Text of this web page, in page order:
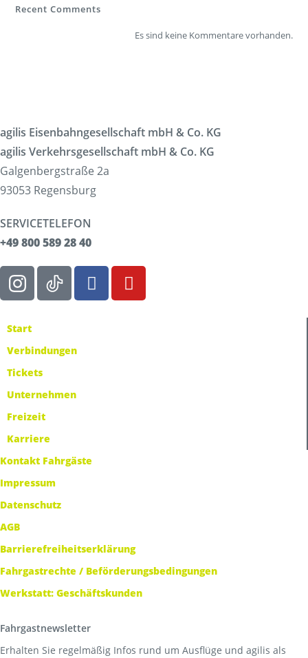
Recent Comments
Es sind keine Kommentare vorhanden.
agilis Eisenbahngesellschaft mbH & Co. KG
agilis Verkehrsgesellschaft mbH & Co. KG
Galgenbergstraße 2a
93053 Regensburg
SERVICETELEFON
+49 800 589 28 40
Start
Verbindungen
Tickets
Unternehmen
Freizeit
Karriere
Kontakt Fahrgäste
Impressum
Datenschutz
AGB
Barrierefreiheitserklärung
Fahrgastrechte / Beförderungsbedingungen
Werkstatt: Geschäftskunden
Fahrgastnewsletter
Erhalten Sie regelmäßig Infos rund um Ausflüge und agilis als